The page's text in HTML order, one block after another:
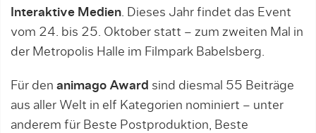
Interaktive Medien. Dieses Jahr findet das Event
vom 24. bis 25. Oktober statt – zum zweiten Mal in
der Metropolis Halle im Filmpark Babelsberg.
Für den animago Award sind diesmal 55 Beiträge
aus aller Welt in elf Kategorien nominiert – unter
anderem für Beste Postproduktion, Beste